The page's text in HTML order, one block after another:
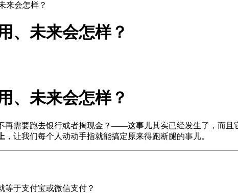
来会怎样？
、未来会怎样？
、未来会怎样？
再需要跑去银行或者掏现金？——这事儿其实已经发生了，而且
，让我们每个人动动手指就能搞定原来得跑断腿的事儿。
等于支付宝或微信支付？